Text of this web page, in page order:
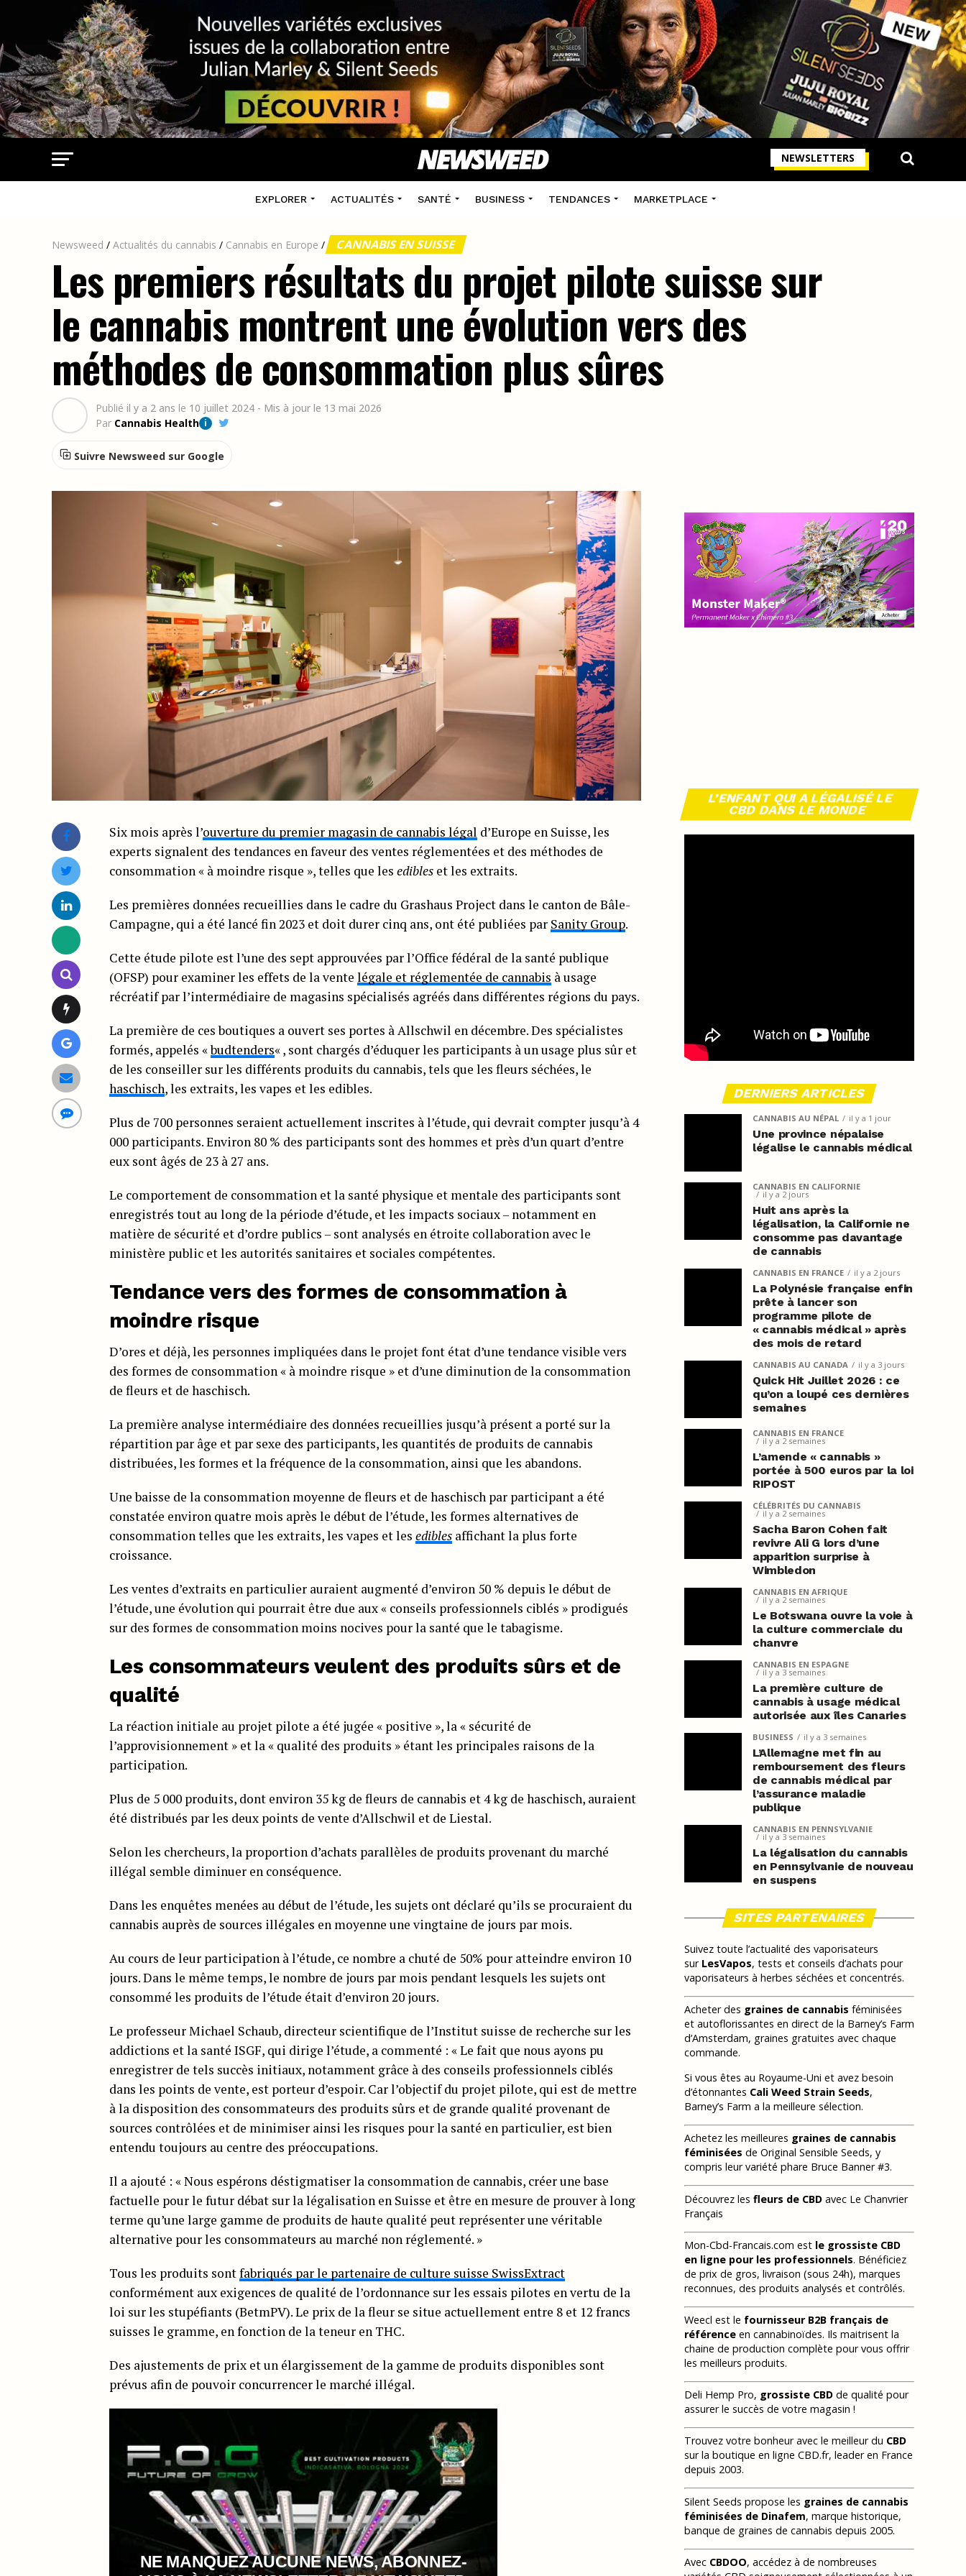
NEWSLETTERS
EXPLORER ACTUALITÉS SANTÉ BUSINESS TENDANCES MARKETPLACE
Newsweed / Actualités du cannabis / Cannabis en Europe / CANNABIS EN SUISSE
Les premiers résultats du projet pilote suisse sur
le cannabis montrent une évolution vers des
méthodes de consommation plus sûres
Publié il y a 2 ans le 10 juillet 2024 - Mis à jour le 13 mai 2026
Par Cannabis Health i
Suivre Newsweed sur Google
Six mois après l’ouverture du premier magasin de cannabis légal d’Europe en Suisse, les
experts signalent des tendances en faveur des ventes réglementées et des méthodes de
consommation « à moindre risque », telles que les edibles et les extraits.
Les premières données recueillies dans le cadre du Grashaus Project dans le canton de Bâle-
Campagne, qui a été lancé fin 2023 et doit durer cinq ans, ont été publiées par Sanity Group.
Cette étude pilote est l’une des sept approuvées par l’Office fédéral de la santé publique
(OFSP) pour examiner les effets de la vente légale et réglementée de cannabis à usage
récréatif par l’intermédiaire de magasins spécialisés agréés dans différentes régions du pays.
La première de ces boutiques a ouvert ses portes à Allschwil en décembre. Des spécialistes
formés, appelés «budtenders« , sont chargés d’éduquer les participants à un usage plus sûr et
de les conseiller sur les différents produits du cannabis, tels que les fleurs séchées, le
haschisch, les extraits, les vapes et les edibles.
Plus de 700 personnes seraient actuellement inscrites à l’étude, qui devrait compter jusqu’à 4
000 participants. Environ 80 % des participants sont des hommes et près d’un quart d’entre
eux sont âgés de 23 à 27 ans.
Le comportement de consommation et la santé physique et mentale des participants sont
enregistrés tout au long de la période d’étude, et les impacts sociaux – notamment en
matière de sécurité et d’ordre publics – sont analysés en étroite collaboration avec le
ministère public et les autorités sanitaires et sociales compétentes.
Tendance vers des formes de consommation à
moindre risque
D’ores et déjà, les personnes impliquées dans le projet font état d’une tendance visible vers
des formes de consommation « à moindre risque » et d’une diminution de la consommation
de fleurs et de haschisch.
La première analyse intermédiaire des données recueillies jusqu’à présent a porté sur la
répartition par âge et par sexe des participants, les quantités de produits de cannabis
distribuées, les formes et la fréquence de la consommation, ainsi que les abandons.
Une baisse de la consommation moyenne de fleurs et de haschisch par participant a été
constatée environ quatre mois après le début de l’étude, les formes alternatives de
consommation telles que les extraits, les vapes et les edibles affichant la plus forte
croissance.
Les ventes d’extraits en particulier auraient augmenté d’environ 50 % depuis le début de
l’étude, une évolution qui pourrait être due aux « conseils professionnels ciblés » prodigués
sur des formes de consommation moins nocives pour la santé que le tabagisme.
Les consommateurs veulent des produits sûrs et de
qualité
La réaction initiale au projet pilote a été jugée « positive », la « sécurité de
l’approvisionnement » et la « qualité des produits » étant les principales raisons de la
participation.
Plus de 5 000 produits, dont environ 35 kg de fleurs de cannabis et 4 kg de haschisch, auraient
été distribués par les deux points de vente d’Allschwil et de Liestal.
Selon les chercheurs, la proportion d’achats parallèles de produits provenant du marché
illégal semble diminuer en conséquence.
Dans les enquêtes menées au début de l’étude, les sujets ont déclaré qu’ils se procuraient du
cannabis auprès de sources illégales en moyenne une vingtaine de jours par mois.
Au cours de leur participation à l’étude, ce nombre a chuté de 50% pour atteindre environ 10
jours. Dans le même temps, le nombre de jours par mois pendant lesquels les sujets ont
consommé les produits de l’étude était d’environ 20 jours.
Le professeur Michael Schaub, directeur scientifique de l’Institut suisse de recherche sur les
addictions et la santé ISGF, qui dirige l’étude, a commenté : « Le fait que nous ayons pu
enregistrer de tels succès initiaux, notamment grâce à des conseils professionnels ciblés
dans les points de vente, est porteur d’espoir. Car l’objectif du projet pilote, qui est de mettre
à la disposition des consommateurs des produits sûrs et de grande qualité provenant de
sources contrôlées et de minimiser ainsi les risques pour la santé en particulier, est bien
entendu toujours au centre des préoccupations.
Il a ajouté : « Nous espérons déstigmatiser la consommation de cannabis, créer une base
factuelle pour le futur débat sur la légalisation en Suisse et être en mesure de prouver à long
terme qu’une large gamme de produits de haute qualité peut représenter une véritable
alternative pour les consommateurs au marché non réglementé. »
Tous les produits sontfabriqués par le partenaire de culture suisse SwissExtract
conformément aux exigences de qualité de l’ordonnance sur les essais pilotes en vertu de la
loi sur les stupéfiants (BetmPV). Le prix de la fleur se situe actuellement entre 8 et 12 francs
suisses le gramme, en fonction de la teneur en THC.
Des ajustements de prix et un élargissement de la gamme de produits disponibles sont
prévus afin de pouvoir concurrencer le marché illégal.
NE MANQUEZ AUCUNE NEWS, ABONNEZ-
L’ENFANT QUI A LÉGALISÉ LE
CBD DANS LE MONDE
DERNIERS ARTICLES
CANNABIS AU NÉPAL il y a 1 jour
Une province népalaise
légalise le cannabis médical
CANNABIS EN CALIFORNIE
il y a 2 jours
Huit ans après la
légalisation, la Californie ne
consomme pas davantage
de cannabis
CANNABIS EN FRANCE il y a 2 jours
La Polynésie française enfin
prête à lancer son
programme pilote de
« cannabis médical » après
des mois de retard
CANNABIS AU CANADA il y a 3 jours
Quick Hit Juillet 2026 : ce
qu’on a loupé ces dernières
semaines
CANNABIS EN FRANCE
il y a 2 semaines
L’amende « cannabis »
portée à 500 euros par la loi
RIPOST
CÉLÉBRITÉS DU CANNABIS
il y a 2 semaines
Sacha Baron Cohen fait
revivre Ali G lors d’une
apparition surprise à
Wimbledon
CANNABIS EN AFRIQUE
il y a 2 semaines
Le Botswana ouvre la voie à
la culture commerciale du
chanvre
CANNABIS EN ESPAGNE
il y a 3 semaines
La première culture de
cannabis à usage médical
autorisée aux îles Canaries
BUSINESS il y a 3 semaines
L’Allemagne met fin au
remboursement des fleurs
de cannabis médical par
l’assurance maladie
publique
CANNABIS EN PENNSYLVANIE
il y a 3 semaines
La légalisation du cannabis
en Pennsylvanie de nouveau
en suspens
SITES PARTENAIRES
Suivez toute l’actualité des vaporisateurs
sur LesVapos, tests et conseils d’achats pour
vaporisateurs à herbes séchées et concentrés.
Acheter des graines de cannabis féminisées
et autoflorissantes en direct de la Barney’s Farm
d’Amsterdam, graines gratuites avec chaque
commande.
Si vous êtes au Royaume-Uni et avez besoin
d’étonnantes Cali Weed Strain Seeds,
Barney’s Farm a la meilleure sélection.
Achetez les meilleures graines de cannabis
féminisées de Original Sensible Seeds, y
compris leur variété phare Bruce Banner #3.
Découvrez les fleurs de CBD avec Le Chanvrier
Français
Mon-Cbd-Francais.com est le grossiste CBD
en ligne pour les professionnels. Bénéficiez
de prix de gros, livraison (sous 24h), marques
reconnues, des produits analysés et contrôlés.
Weecl est le fournisseur B2B français de
référence en cannabinoïdes. Ils maitrisent la
chaine de production complète pour vous offrir
les meilleurs produits.
Deli Hemp Pro, grossiste CBD de qualité pour
assurer le succès de votre magasin !
Trouvez votre bonheur avec le meilleur du CBD
sur la boutique en ligne CBD.fr, leader en France
depuis 2003.
Silent Seeds propose les graines de cannabis
féminisées de Dinafem, marque historique,
banque de graines de cannabis depuis 2005.
Avec CBDOO, accédez à de nombreuses